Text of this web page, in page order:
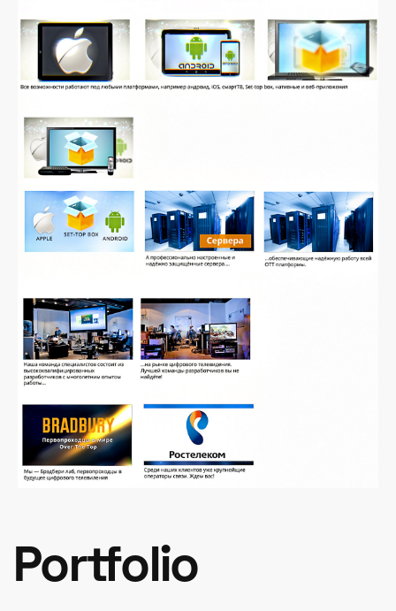
Portfolio